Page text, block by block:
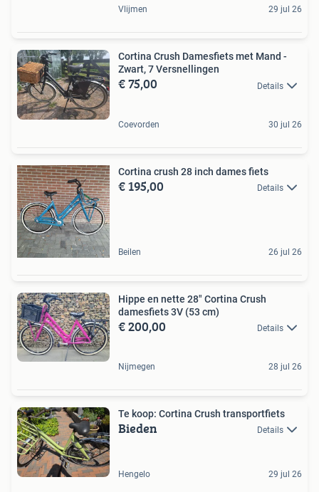
Vlijmen 29 jul 26
Cortina Crush Damesfiets met Mand -
Zwart, 7 Versnellingen
€ 75,00 Details
Coevorden 30 jul 26
Cortina crush 28 inch dames fiets
€ 195,00 Details
Beilen 26 jul 26
Hippe en nette 28" Cortina Crush
damesfiets 3V (53 cm)
€ 200,00 Details
Nijmegen 28 jul 26
Te koop: Cortina Crush transportfiets
Bieden Details
Hengelo 29 jul 26